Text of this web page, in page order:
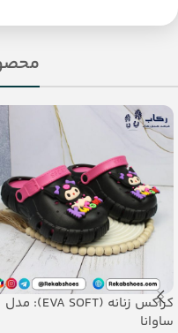
کراکس زنانه (EVA SOFT): مدل
ساوانا